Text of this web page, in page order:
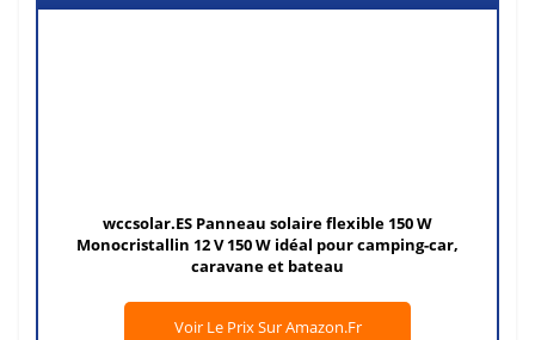
wccsolar.ES Panneau solaire flexible 150 W
Monocristallin 12 V 150 W idéal pour camping-car,
caravane et bateau
Voir Le Prix Sur Amazon.fr